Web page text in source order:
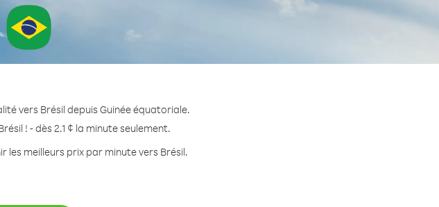
vers Brésil depuis Guinée équatoriale.
! - dès 2.1 ¢ la minute seulement.
les meilleurs prix par minute vers Brésil.